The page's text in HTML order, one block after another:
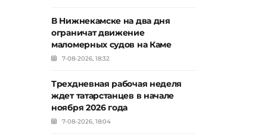
В Нижнекамске на два дня
ограничат движение
маломерных судов на Каме
7-08-2026, 18:32
Трехдневная рабочая неделя
ждет татарстанцев в начале
ноября 2026 года
7-08-2026, 18:04